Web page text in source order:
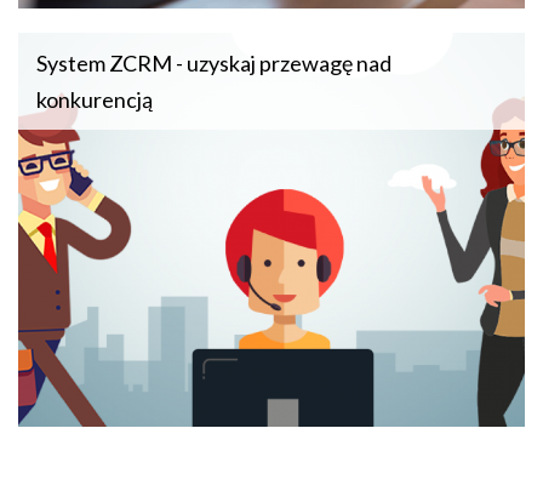
System ZCRM - uzyskaj przewagę nad
konkurencją